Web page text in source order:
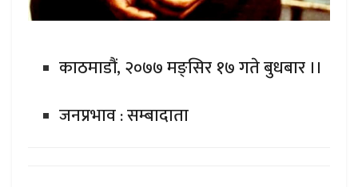
काठमाडौं, २०७७ मङ्सिर १७ गते बुधबार ।।
जनप्रभाव : सम्बादाता